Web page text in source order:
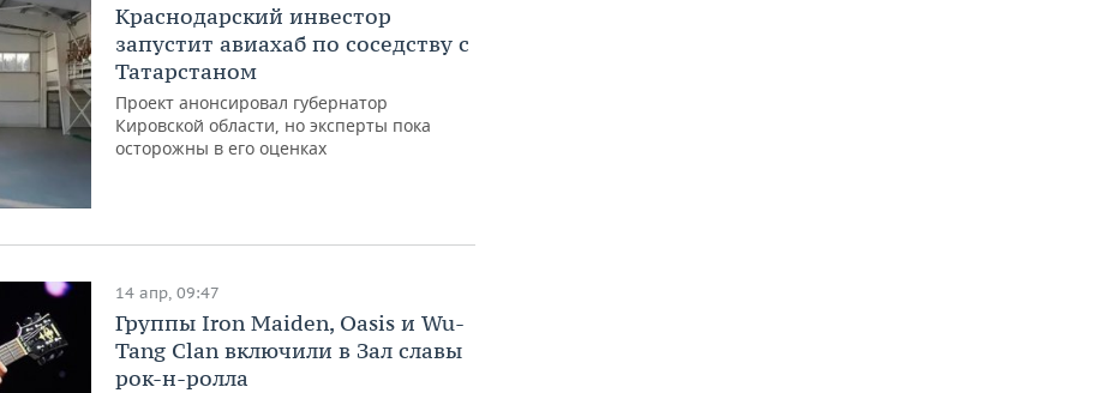
Краснодарский инвестор
запустит авиахаб по соседству с
Татарстаном
Проект анонсировал губернатор
Кировской области, но эксперты пока
осторожны в его оценках
14 апр, 09:47
Группы Iron Maiden, Oasis и Wu-
Tang Clan включили в Зал славы
рок-н-ролла